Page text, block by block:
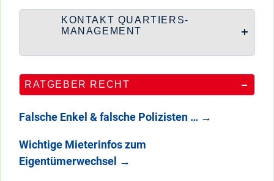
KONTAKT QUARTIERS-
MANAGEMENT
RATGEBER RECHT
Falsche Enkel & falsche Polizisten … →
Wichtige Mieterinfos zum
Eigentümerwechsel →